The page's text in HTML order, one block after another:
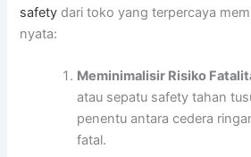
safety dari toko yang terpercaya
nyata:
Meminimalisir Risiko
atau sepatu safety tahan
penentu antara cedera
fatal.